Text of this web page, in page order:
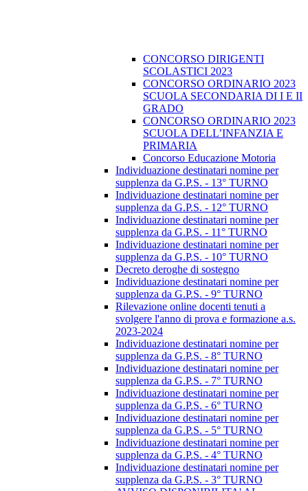
CONCORSO DIRIGENTI
SCOLASTICI 2023
CONCORSO ORDINARIO 2023
SCUOLA SECONDARIA DI I E II
GRADO
CONCORSO ORDINARIO 2023
SCUOLA DELL’INFANZIA E
PRIMARIA
Concorso Educazione Motoria
Individuazione destinatari nomine per
supplenza da G.P.S. - 13° TURNO
Individuazione destinatari nomine per
supplenza da G.P.S. - 12° TURNO
Individuazione destinatari nomine per
supplenza da G.P.S. - 11° TURNO
Individuazione destinatari nomine per
supplenza da G.P.S. - 10° TURNO
Decreto deroghe di sostegno
Individuazione destinatari nomine per
supplenza da G.P.S. - 9° TURNO
Rilevazione online docenti tenuti a
svolgere l'anno di prova e formazione a.s.
2023-2024
Individuazione destinatari nomine per
supplenza da G.P.S. - 8° TURNO
Individuazione destinatari nomine per
supplenza da G.P.S. - 7° TURNO
Individuazione destinatari nomine per
supplenza da G.P.S. - 6° TURNO
Individuazione destinatari nomine per
supplenza da G.P.S. - 5° TURNO
Individuazione destinatari nomine per
supplenza da G.P.S. - 4° TURNO
Individuazione destinatari nomine per
supplenza da G.P.S. - 3° TURNO